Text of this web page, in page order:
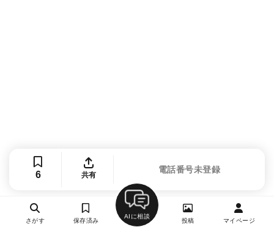
6 共有
電話番号未登録
さがす 保存済み
AIに相談
投稿 マイページ